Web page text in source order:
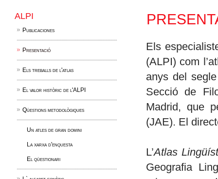
ALPI
Publicaciones
Presentació
Els treballs de l'atlas
El valor històric de l'ALPI
Qüestions metodològiques
Un atles de gran domini
La xarxa d'enquesta
El qüestionari
Els
(ALPI) com
anys del
Secció de
Madrid, que
(JAE). El
L’Atlas
Geografia